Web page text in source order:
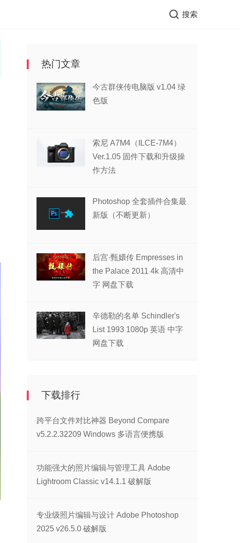
搜索
热门文章
今古群侠传电脑版 v1.04 绿
色版
索尼 A7M4（ILCE-7M4）
Ver.1.05 固件下载和升级操
作方法
Photoshop 全套插件合集最
新版（不断更新）
后宫·甄嬛传 Empresses in
the Palace 2011 4k 高清中
字 网盘下载
辛德勒的名单 Schindler's
List 1993 1080p 英语 中字
网盘下载
下载排行
跨平台文件对比神器 Beyond Compare
v5.2.2.32209 Windows 多语言便携版
功能强大的照片编辑与管理工具 Adobe
Lightroom Classic v14.1.1 破解版
专业级照片编辑与设计 Adobe Photoshop
2025 v26.5.0 破解版